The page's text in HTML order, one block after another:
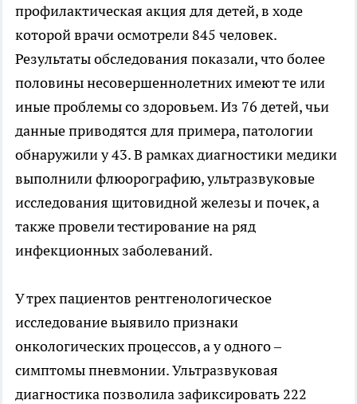
профилактическая акция для детей, в ходе
которой врачи осмотрели 845 человек.
Результаты обследования показали, что более
половины несовершеннолетних имеют те или
иные проблемы со здоровьем. Из 76 детей, чьи
данные приводятся для примера, патологии
обнаружили у 43. В рамках диагностики медики
выполнили флюорографию, ультразвуковые
исследования щитовидной железы и почек, а
также провели тестирование на ряд
инфекционных заболеваний.
У трех пациентов рентгенологическое
исследование выявило признаки
онкологических процессов, а у одного –
симптомы пневмонии. Ультразвуковая
диагностика позволила зафиксировать 222